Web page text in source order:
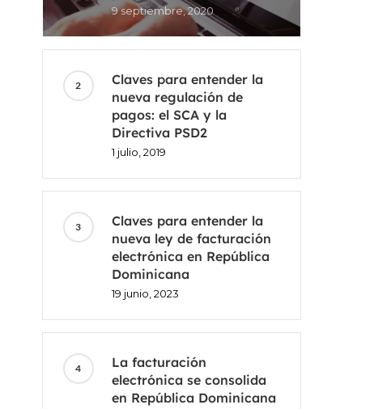
9 septiembre, 2020
Claves para entender la
nueva regulación de
pagos: el SCA y la
Directiva PSD2
1 julio, 2019
Claves para entender la
nueva ley de facturación
electrónica en República
Dominicana
19 junio, 2023
La facturación
electrónica se consolida
en República Dominicana